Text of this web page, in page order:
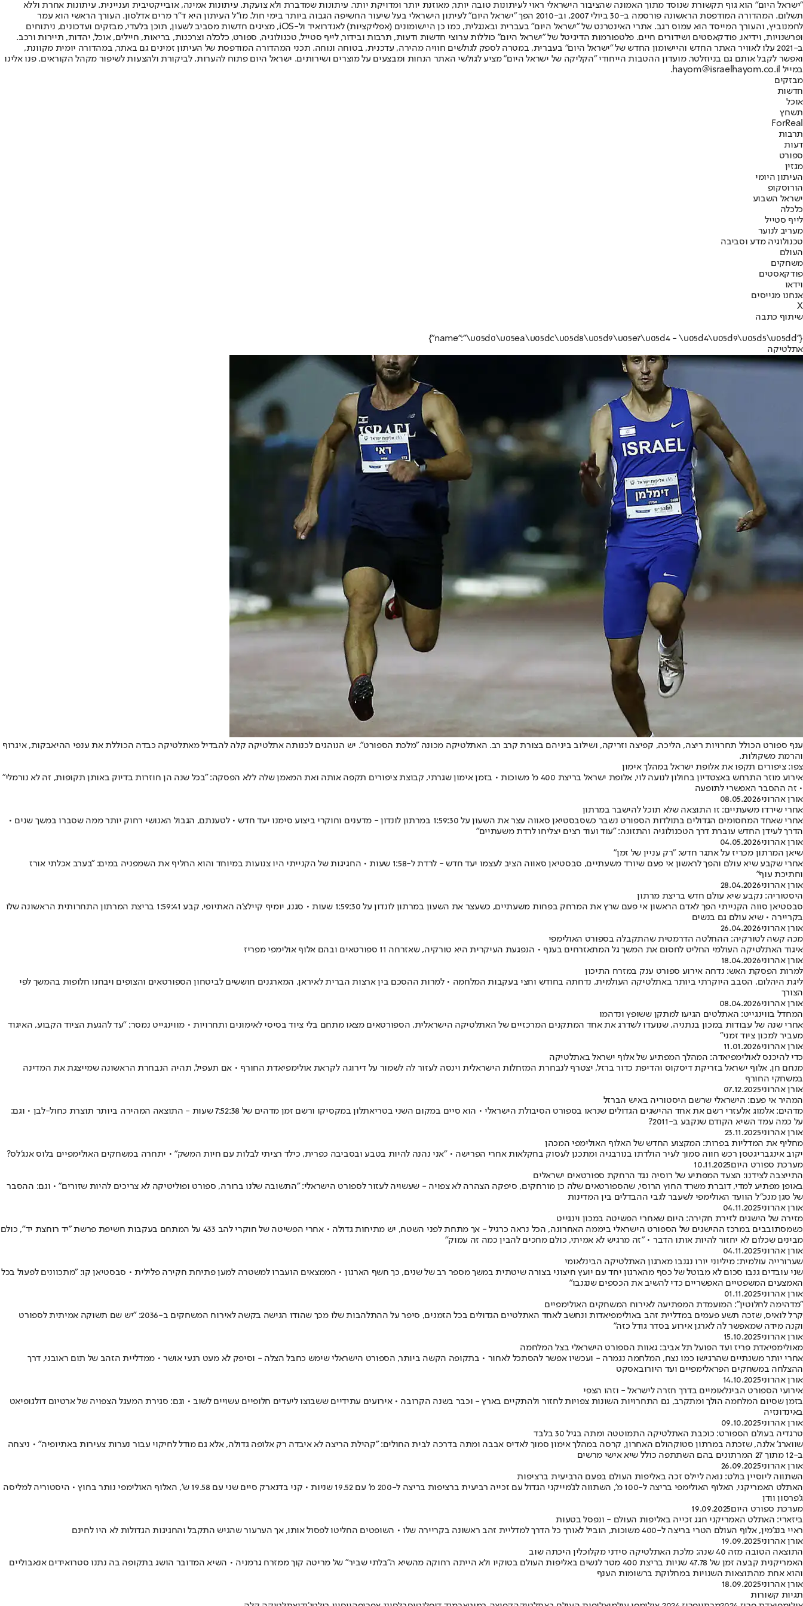
"ישראל היום" הוא גוף תקשורת שנוסד מתוך האמונה שהציבור הישראלי ראוי לעיתונות טובה יותר, מאוזנת יותר ומדויקת יותר. עיתונות שמדברת ולא צועקת. עיתונות אמינה, אובייקטיבית ועניינית. עיתונות אחרת וללא
תשלום. המהדורה המודפסת הראשונה פורסמה ב-30 ביולי 2007, וב-2010 הפך "ישראל היום" לעיתון הישראלי בעל שיעור החשיפה הגבוה ביותר בימי חול. מו"ל העיתון היא ד"ר מרים אדלסון. העורך הראשי הוא עמר
לחמנוביץ, והעורך המייסד הוא עמוס רגב. אתרי האינטרנט של "ישראל היום" בעברית ובאנגלית, כמו כן היישומונים (אפליקציות) לאנדרואיד ול-iOS, מציגים חדשות מסביב לשעון, תוכן בלעדי, מבזקים ועדכונים, ניתוחים
ופרשנויות, וידיאו, פודקאסטים ושידורים חיים. פלטפורמות הדיגיטל של "ישראל היום" כוללות ערוצי חדשות ודעות, תרבות ובידור, לייף סטייל, טכנולוגיה, ספורט, כלכלה וצרכנות, בריאות, חיילים, אוכל, יהדות, תיירות ורכב.
ב-2021 עלו לאוויר האתר החדש והיישומון החדש של "ישראל היום" בעברית, במטרה לספק לגולשים חוויה מהירה, עדכנית, בטוחה ונוחה. תכני המהדורה המודפסת של העיתון זמינים גם באתר, במהדורה יומית מקוונת,
ואפשר לקבל אותם גם בניוזלטר. מועדון ההטבות הייחודי "הקליקה של ישראל היום" מציע לגולשי האתר הנחות ומבצעים על מוצרים ושירותים. ישראל היום פתוח להערות, לביקורת ולהצעות לשיפור מקהל הקוראים. פנו אלינו
במייל hayom@israelhayom.co.il.
מבזקים
חדשות
אוכל
תשחץ
ForReal
תרבות
דעות
ספורט
מגזין
העיתון היומי
הורוסקופ
ישראל השבוע
כלכלה
לייף סטייל
מעריב לנוער
טכנולוגיה מדע וסביבה
העולם
משחקים
פודקאסטים
וידאו
אנחנו מגייסים
X
שיתוף כתבה
{"name":"\u05d0\u05ea\u05dc\u05d8\u05d9\u05e7\u05d4 - \u05d4\u05d9\u05d5\u05dd"}
אתלטיקה
ענף ספורט הכולל תחרויות ריצה, הליכה, קפיצה וזריקה, ושילוב ביניהם בצורת קרב רב. האתלטיקה מכונה "מלכת הספורט". יש הנוהגים לכנותה אתלטיקה קלה להבדיל מאתלטיקה כבדה הכוללת את ענפי ההיאבקות, איגרוף
והרמת משקולות.
צפו: ציפורים תקפו את אלופת ישראל במהלך אימון
אירוע מוזר התרחש באצטדיון בחולון לנועה לוי, אלופת ישראל בריצת 400 מ' משוכות • בזמן אימון שגרתי, קבוצת ציפורים תקפה אותה ואת המאמן שלה ללא הפסקה: "בכל שנה הן חוזרות בדיוק באותן תקופות, זה לא נורמלי"
• זה ההסבר האפשרי לתופעה
אורן אהרוני08.05.2026
אחרי שירדו משעתיים: זו התוצאה שלא תוכל להישבר במרתון
אחרי שאחד המחסומים הגדולים בתולדות הספורט נשבר כשסבסטיאן סאווה עצר את השעון על 1:59:30 במרתון לונדון - מדענים וחוקרי ביצוע סימנו יעד חדש • לטענתם, הגבול האנושי רחוק יותר ממה שסברו במשך שנים •
הדרך לעידן החדש עוברת דרך הטכנולוגיה והתזונה: "עוד ועוד רצים יצליחו לרדת משעתיים"
אורן אהרוני04.05.2026
שיאן המרתון מכריז על אתגר חדש: "רק עניין של זמן"
אחרי שקבע שיא עולם והפך לראשון אי פעם שיורד משעתיים, סבסטיאן סאווה הציב לעצמו יעד חדש - לרדת ל-1:58 שעות • החגיגות של הקנייתי היו צנועות במיוחד והוא החליף את השמפניה במים: "בערב אכלתי אורז
וחתיכת עוף"
אורן אהרוני28.04.2026
היסטוריה: נקבע שיא עולם חדש בריצת מרתון
סבסטיאן סווה הקנייתי הפך לאדם הראשון אי פעם שרץ את המרחק בפחות משעתיים, כשעצר את השעון במרתון לונדון על 1:59:30 שעות • סגנו, יומיף קיילצ'ה האתיופי, קבע 1:59:41 בריצת המרתון התחרותית הראשונה שלו
בקריירה • שיא עולם גם בנשים
אורן אהרוני26.04.2026
מכה קשה לטורקיה: ההחלטה הדרמטית שהתקבלה בספורט האולימפי
איגוד האתלטיקה העולמי החליט לחסום את המשך גל המתאזרחים בענף • הנפגעת העיקרית היא טורקיה, שאזרחה 11 ספורטאים ובהם אלוף אולימפי מפריז
אורן אהרוני18.04.2026
למרות הפסקת האש: נדחה אירוע ספורט ענק במזרח התיכון
ליגת היהלום, הסבב היוקרתי ביותר באתלטיקה העולמית, נדחתה בחודש וחצי בעקבות המלחמה • למרות ההסכם בין ארצות הברית לאיראן, המארגנים חוששים לביטחון הספורטאים והצופים ויבחנו חלופות בהמשך לפי
הצורך
אורן אהרוני08.04.2026
המחדל בווינגייט: האתלטים הגיעו למתקן ששופץ ונדהמו
אחרי שנה של עבודות במכון בנתניה, שנועדו לשדרג את אחד המתקנים המרכזיים של האתלטיקה הישראלית, הספורטאים מצאו מתחם בלי ציוד בסיסי לאימונים ותחרויות • מווינגייט נמסר: "עד להגעת הציוד הקבוע, האיגוד
מעביר למכון ציוד זמני"
אורן אהרוני11.01.2026
כדי להיכנס לאולימפיאדה: המהלך המפתיע של אלוף ישראל באתלטיקה
מנחם חן, אלוף ישראל בזריקת דיסקוס והדיפת כדור ברזל, יצטרף לנבחרת המזחלות הישראלית וינסה לעזור לה לשמור על דירוגה לקראת אולימפיאדת החורף • אם תעפיל, תהיה הנבחרת הראשונה שמייצגת את המדינה
במשחקי החורף
אורן אהרוני07.12.2025
המהיר אי פעם: הישראלי שרשם היסטוריה באיש הברזל
מדהים: אלמוג אלעזרי רשם את אחד ההישגים הגדולים שנראו בספורט הסיבולת הישראלי • הוא סיים במקום השני בטריאתלון במקסיקו ורשם זמן מדהים של 7:52:38 שעות - התוצאה המהירה ביותר תוצרת כחול-לבן • וגם:
על כמה עמד השיא הקודם שנקבע ב-2011?
אורן אהרוני23.11.2025
מחליף את המדליות בפרות: המקצוע החדש של האלוף האולימפי המכהן
יקוב אינגבריגטסן רכש חווה סמוך לעיר הולדתו בנורבגיה ומתכנן לעסוק בחקלאות אחרי הפרישה • "אני נהנה להיות בטבע ובסביבה כפרית, כילד רציתי לבלות עם חיות המשק" • יתחרה במשחקים האולימפיים בלוס אנג'לס?
מערכת ספורט היום10.11.2025
התייצבה לצידנו: הצעד המפתיע של רוסיה נגד הרחקת ספורטאים ישראלים
באופן מפתיע למדי, דוברת משרד החוץ הרוסי, שהספורטאים שלה כן מורחקים, סיפקה הצהרה לא צפויה - שעשויה לעזור לספורט הישראלי: "התשובה שלנו ברורה, ספורט ופוליטיקה לא צריכים להיות שזורים" • וגם: ההסבר
של סגן מנכ"ל הוועד האולימפי לשעבר לגבי ההבדלים בין המדינות
אורן אהרוני04.11.2025
מזירה של הישגים לזירת חקירה: היום שאחרי הפשיטה במכון וינגייט
כשמסתובבים במרכז ההישגים של הספורט הישראלי ביממה האחרונה, הכל נראה כרגיל - אך מתחת לפני השטח, יש מתיחות גדולה • אחרי הפשיטה של חוקרי להב 433 על המתחם בעקבות חשיפת פרשת "יד רוחצת יד", כולם
מבינים שכלום לא יחזור להיות אותו הדבר • "זה מרגיש לא אמיתי, כולם מחכים להבין כמה זה עמוק"
אורן אהרוני04.11.2025
שערורייה עולמית: מיליוני יורו נגנבו מארגון האתלטיקה הבינלאומי
שני עובדים גנבו סכום לא מבוטל של כסף מהארגון יחד עם יועץ חיצוני בצורה שיטתית במשך מספר רב של שנים, כך חשף הארגון • הממצאים הועברו למשטרה למען פתיחת חקירה פלילית • סבסטיאן קו: "מתכוונים לפעול בכל
האמצעים המשפטיים האפשריים כדי להשיב את הכספים שנגנבו"
אורן אהרוני01.11.2025
"מדהימה לחלוטין": המועמדת המפתיעה לאירוח המשחקים האולימפיים
קרל לואיס, שזכה תשע פעמים במדליית זהב באולימפיאדות ונחשב לאחד האתלטיים הגדולים בכל הזמנים, סיפר על ההתלהבות שלו מכך שהודו הגישה בקשה לאירוח המשחקים ב-2036: "יש שם תשוקה אמיתית לספורט
וקנה מידה שמאפשר לה לארגן אירוע בסדר גודל כזה"
אורן אהרוני15.10.2025
מאולימפיאדת פריז ועד הפועל תל אביב: גאוות הספורט הישראלי בצל המלחמה
אחרי יותר משנתיים שהרגישו כמו נצח, המלחמה נגמרה - ועכשיו אפשר להסתכל לאחור • בתקופה הקשה ביותר, הספורט הישראלי שימש כחבל הצלה - וסיפק לא מעט רגעי אושר • ממדליית הזהב של תום ראובני, דרך
ההצלחה במשחקים הפראלימפיים ועד היורובאסקט
אורן אהרוני14.10.2025
אירועי הספורט הבינלאומיים בדרך חזרה לישראל - וזהו הצפי
בזמן שסיום המלחמה הולך ומתקרב, גם התחרויות השונות צפויות לחזור ולהתקיים בארץ - וכבר בשנה הקרובה • אירועים עתידיים ששבוצו ליעדים חלופיים עשויים לשוב • וגם: סגירת המעגל הצפויה של ארטיום דולגופיאט
באינדונזיה
אורן אהרוני09.10.2025
טרגדיה בעולם הספורט: כוכבת האתלטיקה התמוטטה ומתה בגיל 30 בלבד
שווארג’ אלנה, שזכתה במרתון סטוקהולם האחרון, קרסה במהלך אימון סמוך לאדיס אבבה ומתה בדרכה לבית החולים: "קהילת הריצה לא איבדה רק אלופה גדולה, אלא גם מודל לחיקוי עבור נערות צעירות באתיופיה" • ניצחה
ב-12 מתוך 27 המרתונים בהם השתתפה כולל שיא אישי מרשים
אורן אהרוני26.09.2025
השתווה ליוסיין בולט: נואה ליילס זכה באליפות העולם בפעם הרביעית ברציפות
האתלט האמריקני, האלוף האולימפי בריצה ל-100 מ', השתווה לג'מייקני הגדול עם זכייה רביעית ברציפות בריצה ל-200 מ' עם 19.52 שניות • קני בדנארק סיים שני עם 19.58 ש', האלוף האולימפי נותר בחוץ • היסטוריה למליסה
ג'פרסון וודן
מערכת ספורט היום19.09.2025
ביזארי: האתלט האמריקני חגג זכייה באליפות העולם - ונפסל בטעות
ראיי בנג'מין, אלוף העולם הטרי בריצה ל-400 משוכות, הוביל לאורך כל הדרך למדליית זהב ראשונה בקריירה שלו • השופטים החליטו לפסול אותו, אך הערעור שהגיש התקבל והחגיגות הגדולות לא היו לחינם
אורן אהרוני19.09.2025
התוצאה הטובה מזה 40 שנה: מלכת האתלטיקה סידני מקלוכלין היכתה שוב
האמריקנית קבעה זמן של 47.78 שניות בריצת 400 מטר לנשים באליפות העולם בטוקיו ולא הייתה רחוקה מהשיא ה"בלתי שביר" של מריטה קוך ממזרח גרמניה • השיא המדובר הושג בתקופה בה נתנו סטרואידים אנאבוליים
והוא אחת מהתוצאות השנויות במחלוקת ברשומות הענף
אורן אהרוני18.09.2025
תגיות קשורות